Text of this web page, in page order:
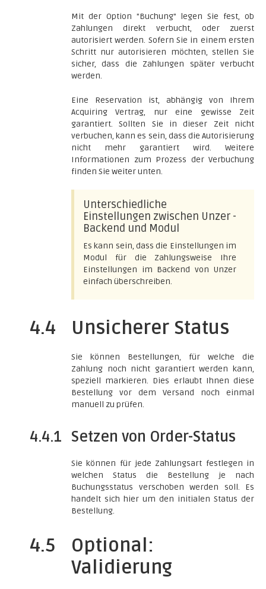
Mit der Option "Buchung" legen Sie fest, ob
Zahlungen direkt verbucht, oder zuerst
autorisiert werden. Sofern Sie in einem ersten
Schritt nur autorisieren möchten, stellen Sie
sicher, dass die Zahlungen später verbucht
werden.
Eine Reservation ist, abhängig von Ihrem
Acquiring Vertrag, nur eine gewisse Zeit
garantiert. Sollten Sie in dieser Zeit nicht
verbuchen, kann es sein, dass die Autorisierung
nicht mehr garantiert wird. Weitere
Informationen zum Prozess der Verbuchung
finden Sie weiter unten.
Unterschiedliche
Einstellungen zwischen Unzer -
Backend und Modul
Es kann sein, dass die Einstellungen im
Modul für die Zahlungsweise Ihre
Einstellungen im Backend von Unzer
einfach überschreiben.
4.4 Unsicherer Status
Sie können Bestellungen, für welche die
Zahlung noch nicht garantiert werden kann,
speziell markieren. Dies erlaubt Ihnen diese
Bestellung vor dem Versand noch einmal
manuell zu prüfen.
4.4.1 Setzen von Order-Status
Sie können für jede Zahlungsart festlegen in
welchen Status die Bestellung je nach
Buchungsstatus verschoben werden soll. Es
handelt sich hier um den initialen Status der
Bestellung.
4.5
Optional:
Validierung